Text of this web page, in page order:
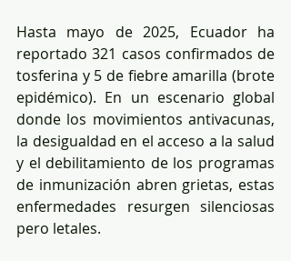
Hasta mayo de 2025, Ecuador ha
reportado 321 casos confirmados de
tosferina y 5 de fiebre amarilla (brote
epidémico). En un escenario global
donde los movimientos antivacunas,
la desigualdad en el acceso a la salud
y el debilitamiento de los programas
de inmunización abren grietas, estas
enfermedades resurgen silenciosas
pero letales.